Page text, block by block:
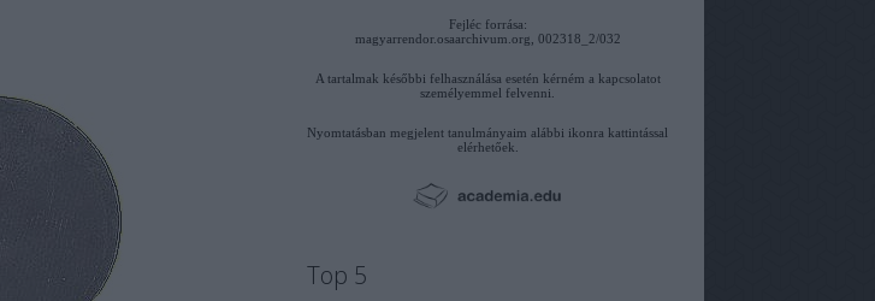
Fejléc forrása:
magyarrendor.osaarchivum.org, 002318_2/032
A tartalmak későbbi felhasználása esetén kérném a kapcsolatot
személyemmel felvenni.
Nyomtatásban megjelent tanulmányaim alábbi ikonra kattintással
elérhetőek.
Top 5